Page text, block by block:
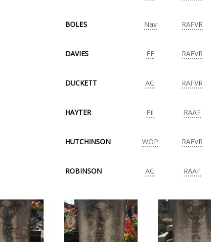
BOLES Nav RAFVR
DAVIES FE RAFVR
DUCKETT AG RAFVR
HAYTER Pil RAAF
HUTCHINSON WOP RAFVR
ROBINSON AG RAAF